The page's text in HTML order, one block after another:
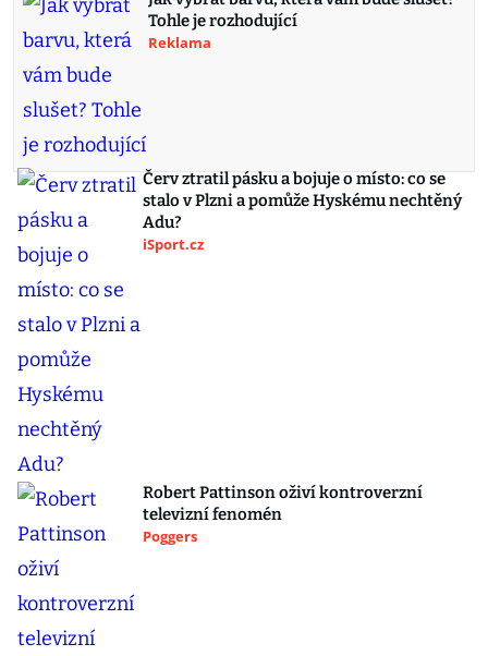
Tohle je rozhodující
Reklama
Červ ztratil pásku a bojuje o místo: co se
stalo v Plzni a pomůže Hyskému nechtěný
Adu?
iSport.cz
Robert Pattinson oživí kontroverzní
televizní fenomén
Poggers